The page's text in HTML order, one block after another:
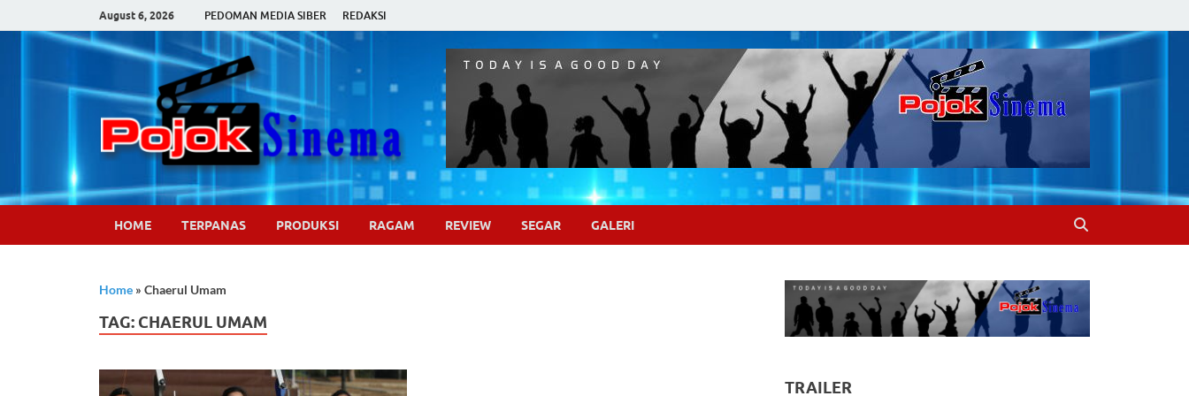
August 6, 2026 PEDOMAN MEDIA SIBER REDAKSI
Pojok Sinema
HOME TERPANAS PRODUKSI RAGAM REVIEW SEGAR GALERI
Home » Chaerul Umam
TAG: CHAERUL UMAM
TRAILER